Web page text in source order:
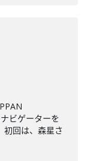
ビゲーターを
初回は、森星さ